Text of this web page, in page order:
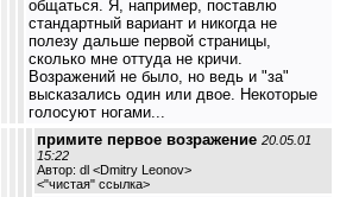
общаться. Я, например, поставлю
стандартный вариант и никогда не
полезу дальше первой страницы,
сколько мне оттуда не кричи.
Возражений не было, но ведь и "за"
высказались один или двое. Некоторые
голосуют ногами...
примите первое возражение 20.05.01
15:22
Автор: dl <Dmitry Leonov>
<"чистая" ссылка>